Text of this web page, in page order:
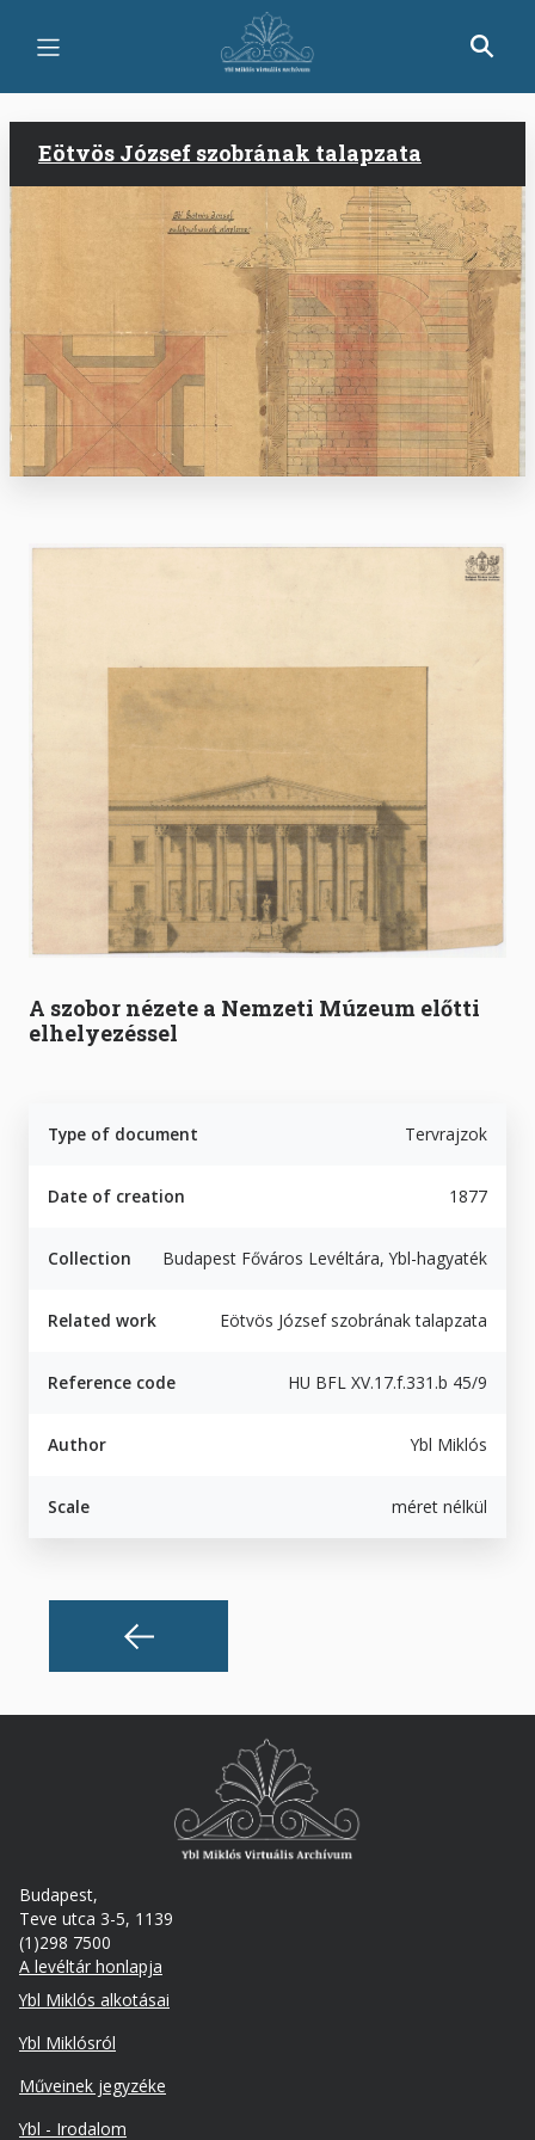
main
Eötvös József szobrának talapzata
A szobor nézete a Nemzeti Múzeum előtti
elhelyezéssel
Type of document Tervrajzok
Date of creation 1877
Collection Budapest Főváros Levéltára, Ybl-hagyaték
Related work Eötvös József szobrának talapzata
Reference code HU BFL XV.17.f.331.b 45/9
Author Ybl Miklós
Scale méret nélkül
Budapest,
Teve utca 3-5, 1139
(1)298 7500
A levéltár honlapja
Footer
Ybl Miklós alkotásai
Ybl Miklósról
Műveinek jegyzéke
Ybl - Irodalom